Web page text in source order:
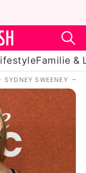
Familie &
SYDNEY SWEENEY